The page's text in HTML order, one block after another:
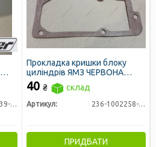
840-1012039-14
Прокладка кришки блоку
циліндрів ЯМЗ ЧЕРВОНА
(плити компресора)
40 ₴ склад
Артикул: 236-1002258-А3
ПРИДБАТИ